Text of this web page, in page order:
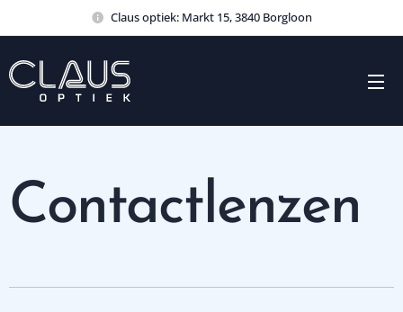
Claus optiek: Markt 15, 3840 Borgloon
Contactlenzen